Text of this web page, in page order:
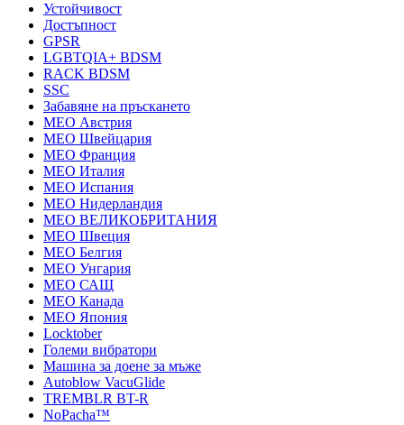
Устойчивост
Достъпност
GPSR
LGBTQIA+ BDSM
RACK BDSM
SSC
Забавяне на пръскането
MEO Австрия
MEO Швейцария
MEO Франция
MEO Италия
MEO Испания
MEO Нидерландия
MEO ВЕЛИКОБРИТАНИЯ
MEO Швеция
MEO Белгия
MEO Унгария
MEO САЩ
MEO Канада
MEO Япония
Locktober
Големи вибратори
Машина за доене за мъже
Autoblow VacuGlide
TREMBLR BT-R
NoPacha™